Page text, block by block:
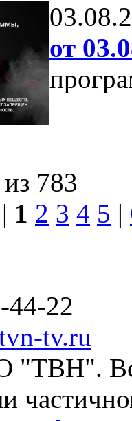
от
783
1 2 3 4 5 |
44-22
tv.ru
"ТВН".